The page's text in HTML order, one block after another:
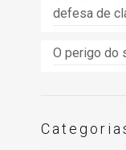
defesa de
O perigo do